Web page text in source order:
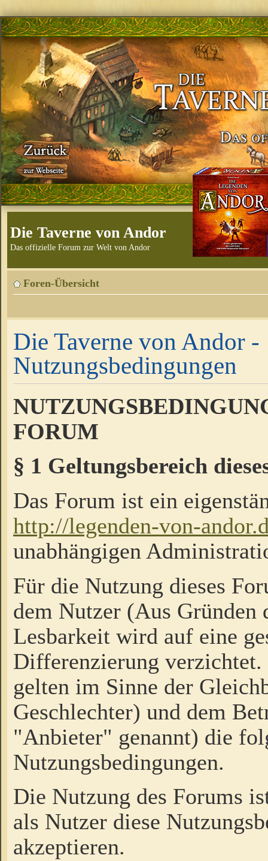
Die Taverne von Andor
Das offizielle Forum zur Welt von Andor
Foren-Übersicht
Die Taverne von Andor -
Nutzungsbedingungen
FORUM
§ 1 Geltungsbereich
Das Forum ist ein
http://legenden-von-
unabhängigen
Für die Nutzung dieses
dem Nutzer (Aus Gründen
Lesbarkeit wird auf eine
Differenzierung
gelten im Sinne der
Geschlechter) und dem
"Anbieter" genannt) die
Nutzungsbedingungen.
Die Nutzung des Forums
als Nutzer diese
akzeptieren.